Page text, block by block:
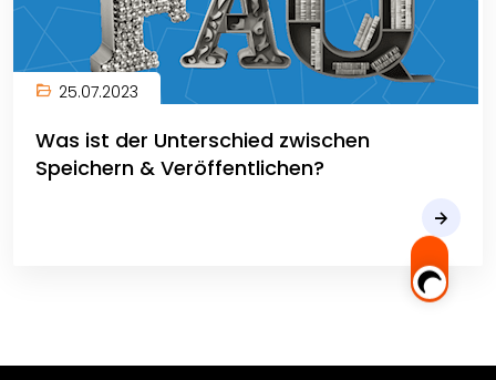
25.07.2023
Was ist der Unterschied zwischen
Speichern & Veröffentlichen?